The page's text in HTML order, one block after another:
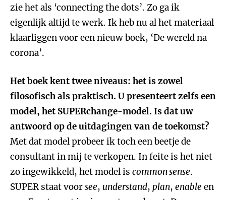
zie het als ‘connecting the dots’. Zo ga ik
eigenlijk altijd te werk. Ik heb nu al het materiaal
klaarliggen voor een nieuw boek, ‘De wereld na
corona’.
Het boek kent twee niveaus: het is zowel
filosofisch als praktisch. U presenteert zelfs een
model, het SUPERchange-model. Is dat uw
antwoord op de uitdagingen van de toekomst?
Met dat model probeer ik toch een beetje de
consultant in mij te verkopen. In feite is het niet
zo ingewikkeld, het model is common sense.
SUPER staat voorsee, understand, plan, enable en